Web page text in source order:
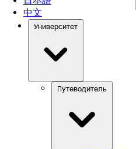
中文
Университет
Путеводитель